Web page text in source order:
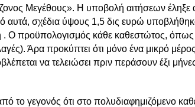
Μεγέθους». Η υποβολή αιτήσεων
σχέδια ύψους 1,5 δις ευρώ
Ο προϋπολογισμός κάθε καθεστώτος, όπως
Άρα προκύπτει ότι μόνο ένα μικρό
να τελειώσει πριν περάσουν έξι
το γεγονός ότι στο πολυδιαφημιζόμενο